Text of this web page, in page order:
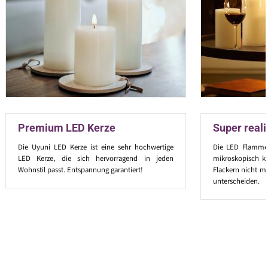
Premium LED Kerze
Die Uyuni LED Kerze ist eine sehr hochwertige
LED Kerze, die sich hervorragend in jeden
Wohnstil passt. Entspannung garantiert!
Super
Die LED
mikroskopisch
Flackern nicht
unterscheiden.